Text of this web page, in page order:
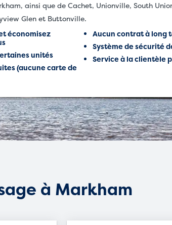
ainsi que de Cachet, Unionville, South
Glen et Buttonville.
économisez
unités
(aucune carte de
Aucun contrat à long
Système de sécurité
Service à la clientèle
à Markham